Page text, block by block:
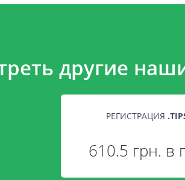
другие
РЕГИСТРАЦИЯ .
610.5 грн. в